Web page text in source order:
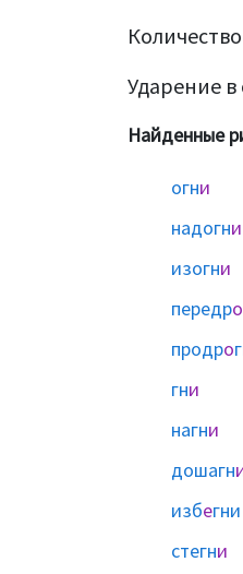
Ударение в
Найденные
огни
надогни
изогни
передро
продро
гни
нагни
дошагн
избегни
стегни